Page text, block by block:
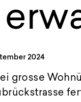
2024
grosse